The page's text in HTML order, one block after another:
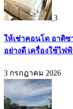
3
ให้เช่าคอนโด อาติซ
อย่างดี เครื่องใช้ไฟ
3 กรกฎาคม 2026